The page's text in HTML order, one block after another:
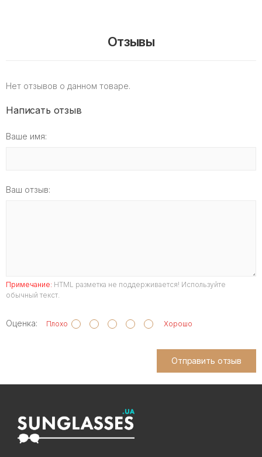
Отзывы
Нет отзывов о данном товаре.
Написать отзыв
Ваше имя:
Ваш отзыв:
Примечание: HTML разметка не поддерживается! Используйте
обычный текст.
Оценка: Плохо Хорошо
Отправить отзыв